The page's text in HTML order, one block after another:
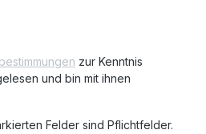
zur Kenntnis
und bin mit ihnen
Felder sind Pflichtfelder.